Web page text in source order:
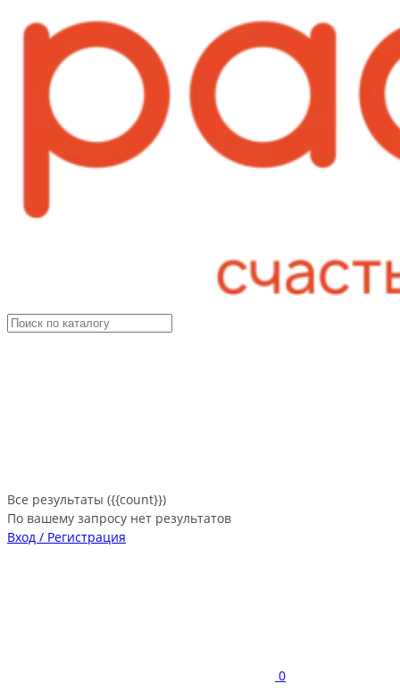
Все результаты ({{count}})
По вашему запросу нет результатов
Вход / Регистрация
0